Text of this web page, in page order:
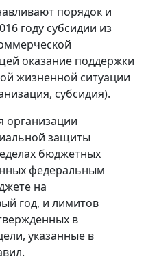
порядок и
году субсидии из
оказание поддержки
жизненной ситуации
субсидия).
организации
защиты
бюджетных
федеральным
на
год, и лимитов
в
указанные в